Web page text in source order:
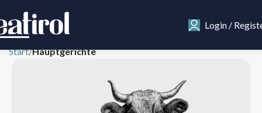
Login /
Start Hauptgerichte